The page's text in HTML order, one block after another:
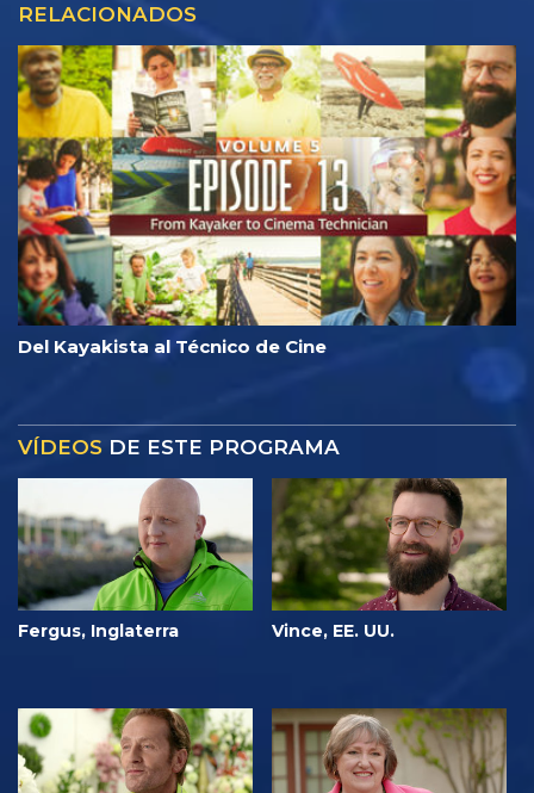
RELACIONADOS
Del Kayakista al Técnico de Cine
VÍDEOS DE ESTE PROGRAMA
Fergus, Inglaterra Vince, EE. UU.